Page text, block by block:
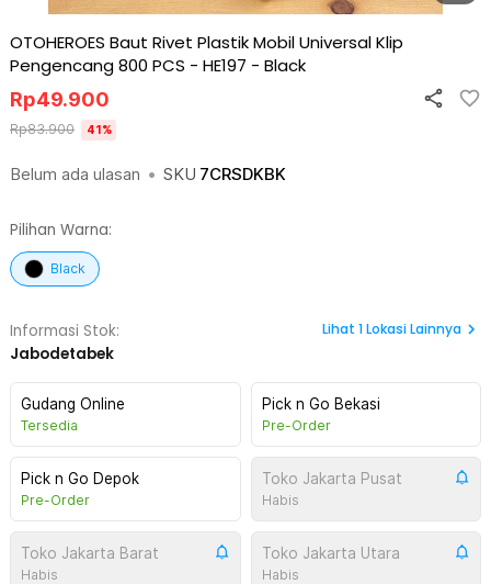
OTOHEROES Baut Rivet Plastik Mobil Universal Klip
Pengencang 800 PCS - HE197 - Black
Belum ada ulasan • SKU 7CRSDKBK
Rp49.900
Rp83.900 41%
Pilihan Warna:
Black
Informasi Stok:
Jabodetabek
Lihat 1Lokasi Lainnya
Gudang Online
Tersedia
Pick n Go Bekasi
Pre-Order
Pick n Go Depok
Pre-Order
Toko Jakarta Pusat
Habis
Toko Jakarta Barat
Habis
Toko Jakarta Utara
Habis